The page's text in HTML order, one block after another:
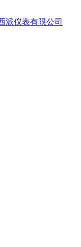
派仪表有限公司